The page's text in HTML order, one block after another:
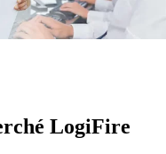
LogiFire